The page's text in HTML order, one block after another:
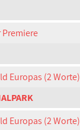
Europas (2 Worte)
Europas (2 Worte)